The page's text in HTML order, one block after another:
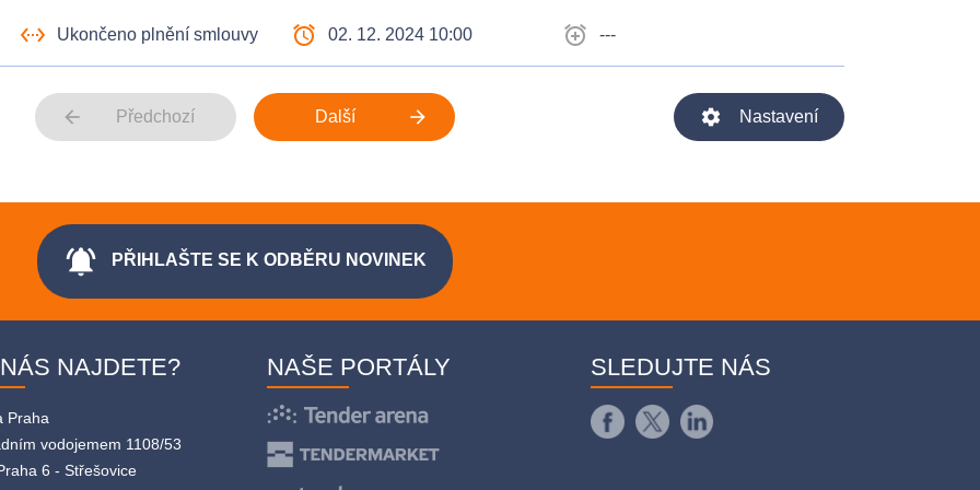
settings_ethernet Ukončeno plnění smlouvy access_alarm 02. 12. 2024 10:00 alarm_add ---
arrow_back Předchozí Další arrow_forward settings Nastavení
notifications_active PŘIHLAŠTE SE K ODBĚRU NOVINEK
NAJDETE?
Praha
vodojemem 1108/53
6 - Střešovice
NAŠE PORTÁLY SLEDUJTE NÁS